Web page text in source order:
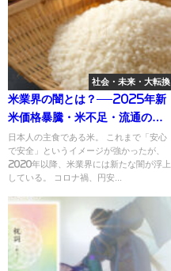
社会・未来・大転換
米業界の闇とは？──2025年新
米価格暴騰・米不足・流通の不
透明さを徹底解説
日本人の主食である米。 これまで「安心
で安全」というイメージが強かったが、
2020年以降、米業界には新たな闇が浮上
している。 コロナ禍、円安...